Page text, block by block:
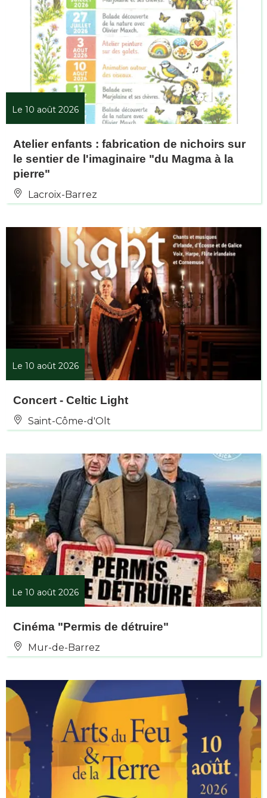
Le 10 août 2026
Atelier enfants : fabrication de nichoirs sur
le sentier de l'imaginaire "du Magma à la
pierre"
Lacroix-Barrez
Le 10 août 2026
Concert - Celtic Light
Saint-Côme-d'Olt
Le 10 août 2026
Cinéma "Permis de détruire"
Mur-de-Barrez